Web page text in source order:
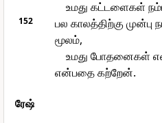
உமது கட்டளைகள்
152
பல காலத்திற்கு
மூலம்,
உமது போதனைகள்
என்பதை கற்றேன்.
ரேஷ்